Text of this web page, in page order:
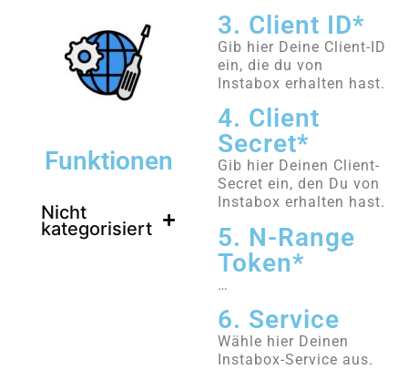
Funktionen
Nicht
kategorisiert
3. Client ID*
Gib hier Deine Client-ID
ein, die du von
Instabox erhalten hast.
4. Client
Secret*
Gib hier Deinen Client-
Secret ein, den Du von
Instabox erhalten hast.
5. N-Range
Token*
…
6. Service
Wähle hier Deinen
Instabox-Service aus.